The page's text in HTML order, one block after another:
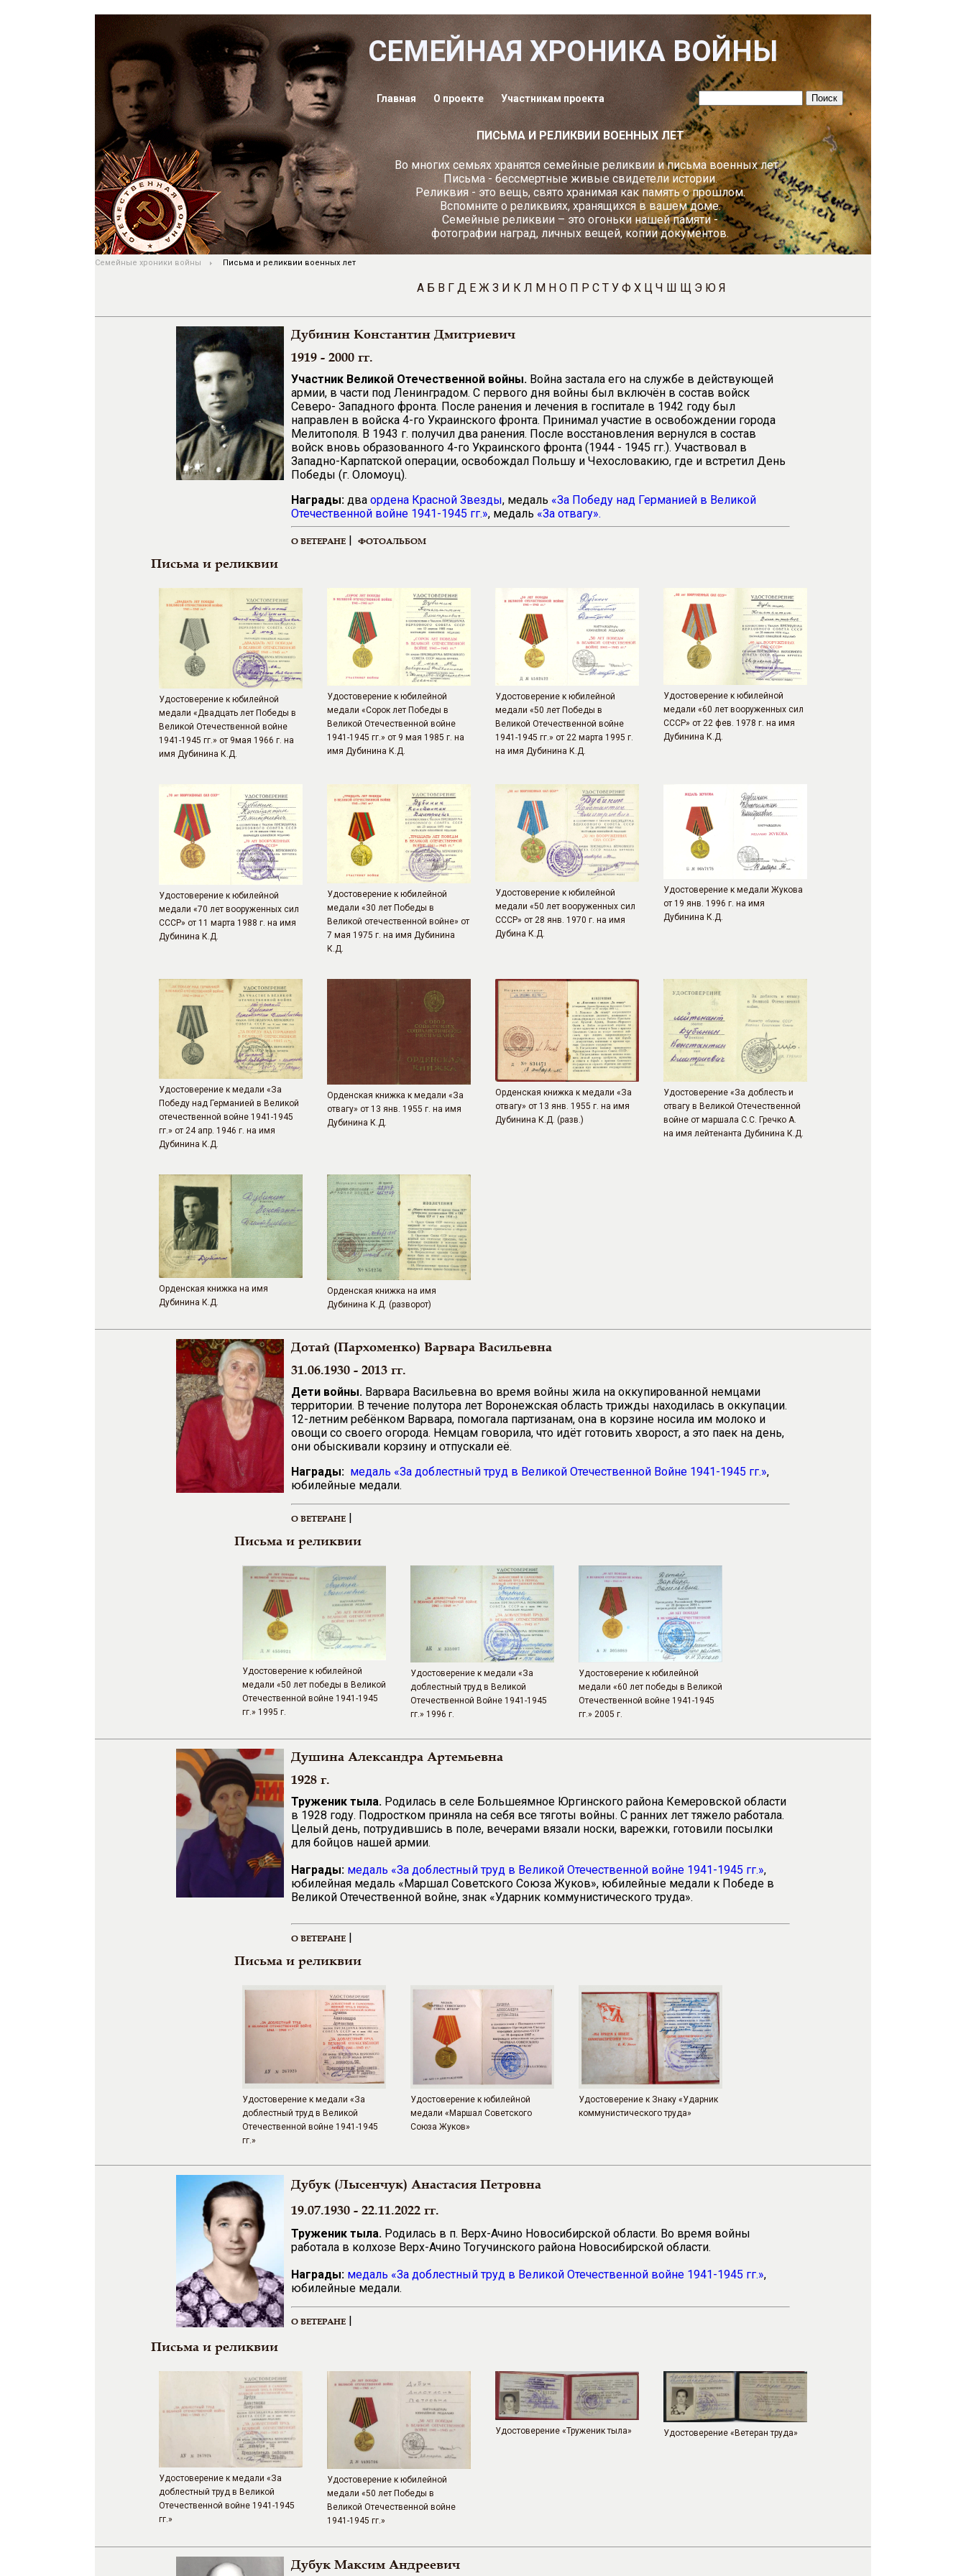
СЕМЕЙНАЯ ХРОНИКА ВОЙНЫ
Главная О проекте Участникам проекта
ПИСЬМА И РЕЛИКВИИ ВОЕННЫХ ЛЕТ
Во многих семьях хранятся семейные реликвии и письма военных лет.
Письма - бессмертные живые свидетели истории.
Реликвия - это вещь, свято хранимая как память о прошлом.
Вспомните о реликвиях, хранящихся в вашем доме.
Семейные реликвии – это огоньки нашей памяти -
фотографии наград, личных вещей, копии документов.
Семейные хроники войны Письма и реликвии военных лет
А Б В Г Д Е Ж З И К Л М Н О П Р С Т У Ф Х Ц Ч Ш Щ Э Ю Я
Дубинин Константин Дмитриевич
1919 - 2000 гг.
Участник Великой Отечественной войны. Война застала его на службе в действующей
армии, в части под Ленинградом. С первого дня войны был включён в состав войск
Северо- Западного фронта. После ранения и лечения в госпитале в 1942 году был
направлен в войска 4-го Украинского фронта. Принимал участие в освобождении города
Мелитополя. В 1943 г. получил два ранения. После восстановления вернулся в состав
войск вновь образованного 4-го Украинского фронта (1944 - 1945 гг.). Участвовал в
Западно-Карпатской операции, освобождал Польшу и Чехословакию, где и встретил День
Победы (г. Оломоуц).
Награды: два ордена Красной Звезды, медаль «За Победу над Германией в Великой
Отечественной войне 1941-1945 гг.», медаль «За отвагу».
О ВЕТЕРАНЕ | ФОТОАЛЬБОМ
Письма и реликвии
Удостоверение к юбилейной
медали «Двадцать лет Победы в
Великой Отечественной войне
1941-1945 гг.» от 9мая 1966 г. на
имя Дубинина К.Д.
Удостоверение к юбилейной
медали «Сорок лет Победы в
Великой Отечественной войне
1941-1945 гг.» от 9 мая 1985 г. на
имя Дубинина К.Д.
Удостоверение к юбилейной
медали «50 лет Победы в
Великой Отечественной войне
1941-1945 гг.» от 22 марта 1995 г.
на имя Дубинина К.Д.
Удостоверение к юбилейной
медали «60 лет вооруженных сил
СССР» от 22 фев. 1978 г. на имя
Дубинина К.Д.
Удостоверение к юбилейной
медали «70 лет вооруженных сил
СССР» от 11 марта 1988 г. на имя
Дубинина К.Д.
Удостоверение к юбилейной
медали «30 лет Победы в
Великой отечественной войне» от
7 мая 1975 г. на имя Дубинина
К.Д.
Удостоверение к юбилейной
медали «50 лет вооруженных сил
СССР» от 28 янв. 1970 г. на имя
Дубина К.Д.
Удостоверение к медали Жукова
от 19 янв. 1996 г. на имя
Дубинина К.Д.
Удостоверение к медали «За
Победу над Германией в Великой
отечественной войне 1941-1945
гг.» от 24 апр. 1946 г. на имя
Дубинина К.Д.
Орденская книжка к медали «За
отвагу» от 13 янв. 1955 г. на имя
Дубинина К.Д.
Орденская книжка к медали «За
отвагу» от 13 янв. 1955 г. на имя
Дубинина К.Д. (разв.)
Удостоверение «За доблесть и
отвагу в Великой Отечественной
войне от маршала С.С. Гречко А.
на имя лейтенанта Дубинина К.Д.
Орденская книжка на имя
Дубинина К.Д.
Орденская книжка на имя
Дубинина К.Д. (разворот)
Дотай (Пархоменко) Варвара Васильевна
31.06.1930 - 2013 гг.
Дети войны. Варвара Васильевна во время войны жила на оккупированной немцами
территории. В течение полутора лет Воронежская область трижды находилась в оккупации.
12-летним ребёнком Варвара, помогала партизанам, она в корзине носила им молоко и
овощи со своего огорода. Немцам говорила, что идёт готовить хворост, а это паек на день,
они обыскивали корзину и отпускали её.
Награды: медаль «За доблестный труд в Великой Отечественной Войне 1941-1945 гг.»,
юбилейные медали.
О ВЕТЕРАНЕ |
Письма и реликвии
Удостоверение к юбилейной
медали «50 лет победы в Великой
Отечественной войне 1941-1945
гг.» 1995 г.
Удостоверение к медали «За
доблестный труд в Великой
Отечественной Войне 1941-1945
гг.» 1996 г.
Удостоверение к юбилейной
медали «60 лет победы в Великой
Отечественной войне 1941-1945
гг.» 2005 г.
Душина Александра Артемьевна
1928 г.
Труженик тыла. Родилась в селе Большеямное Юргинского района Кемеровской области
в 1928 году. Подростком приняла на себя все тяготы войны. С ранних лет тяжело работала.
Целый день, потрудившись в поле, вечерами вязали носки, варежки, готовили посылки
для бойцов нашей армии.
Награды: медаль «За доблестный труд в Великой Отечественной войне 1941-1945 гг.»,
юбилейная медаль «Маршал Советского Союза Жуков», юбилейные медали к Победе в
Великой Отечественной войне, знак «Ударник коммунистического труда».
О ВЕТЕРАНЕ |
Письма и реликвии
Удостоверение к медали «За
доблестный труд в Великой
Отечественной войне 1941-1945
гг.»
Удостоверение к юбилейной
медали «Маршал Советского
Союза Жуков»
Удостоверение к Знаку «Ударник
коммунистического труда»
Дубук (Лысенчук) Анастасия Петровна
19.07.1930 - 22.11.2022 гг.
Труженик тыла. Родилась в п. Верх-Ачино Новосибирской области. Во время войны
работала в колхозе Верх-Ачино Тогучинского района Новосибирской области.
Награды: медаль «За доблестный труд в Великой Отечественной войне 1941-1945 гг.»,
юбилейные медали.
О ВЕТЕРАНЕ |
Письма и реликвии
Удостоверение к медали «За
доблестный труд в Великой
Отечественной войне 1941-1945
гг.»
Удостоверение к юбилейной
медали «50 лет Победы в
Великой Отечественной войне
1941-1945 гг.»
Удостоверение «Труженик тыла» Удостоверение «Ветеран труда»
Дубук Максим Андреевич